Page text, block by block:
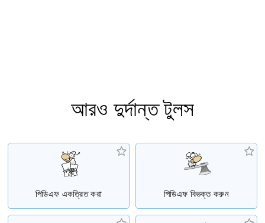
আরও দুর্দান্ত টুলস
পিডিএফ একত্রিত করা পিডিএফ বিভক্ত করুন